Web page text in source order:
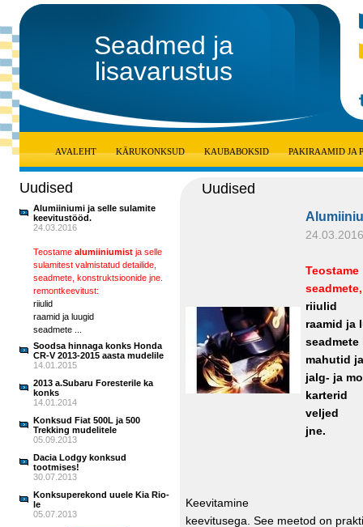
Seadmed ja
lisavarustus
AVALEHT KÄRUKONKSUD KAUBABOKSID PAKIRAAMID JA
Uudised
Alumiiniumi ja selle sulamite
keevitustööd.
24.03.2016
Teostame alumiiniumist ja selle
sulamitest valmistatud detailide,
seadmete, konstruktsioonide jne.
remontkeevitust:
riiulid
raamid ja luugid
seadmete ...
Soodsa hinnaga konks Honda
CR-V 2013-2015 aasta mudelile
14.01.2015
2013 a.Subaru Foresterile ka
konks
14.01.2014
Konksud Fiat 500L ja 500
Trekking mudelitele
05.09.2013
Dacia Lodgy konksud
tootmises!
30.07.2013
Konksuperekond uuele Kia Rio-
le
05.07.2013
Uudised
24.03.2016
riiulid
raamid ja
mahutid
jalg- ja
karterid
veljed
jne.
keevitusega. See meetod on